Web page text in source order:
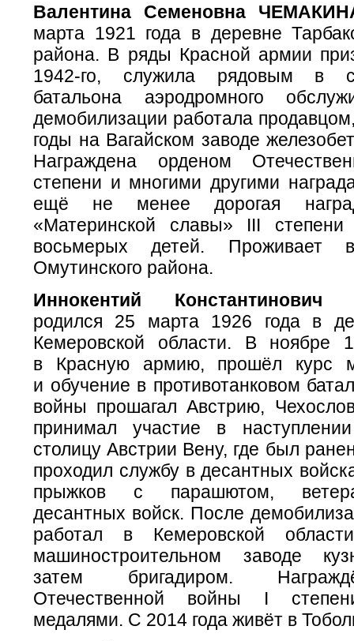
Валентина Семеновна
марта 1921 года в деревне
района. В ряды Красной армии
1942-го, служила рядовым в
батальона аэродромного
демобилизации работала
годы на Вагайском заводе
Награждена орденом
степени и многими другими
ещё не менее дорогая
«Материнской славы» III степени
восьмерых детей. Проживает
Омутинского района.
Иннокентий
родился 25 марта 1926 года в
Кемеровской области. В ноябре
в Красную армию, прошёл курс
и обучение в противотанковом
войны прошагал Австрию,
принимал участие в
столицу Австрии Вену, где был
проходил службу в десантных
прыжков с парашютом,
десантных войск. После
работал в Кемеровской
машиностроительном заводе
затем бригадиром.
Отечественной войны I
медалями. С 2014 года живёт в